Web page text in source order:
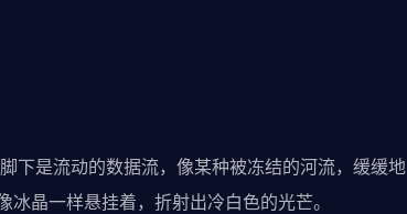
下是流动的数据流，像某种被冻结的河流，缓缓地
晶一样悬挂着，折射出冷白色的光芒。